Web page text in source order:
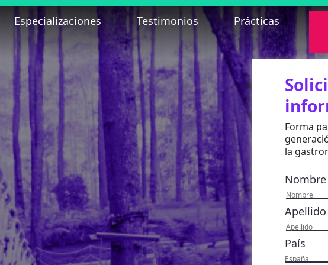
Especializaciones Testimonios Prácticas
Forma
la
Nombre
Apellido
País